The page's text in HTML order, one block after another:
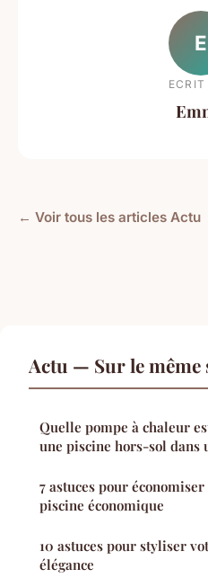
E
ECRIT
← Voir tous les articles Actu
Actu — Sur le même
Quelle pompe à chaleur
une piscine hors-sol dans
7 astuces pour
piscine économique
10 astuces pour styliser
élégance